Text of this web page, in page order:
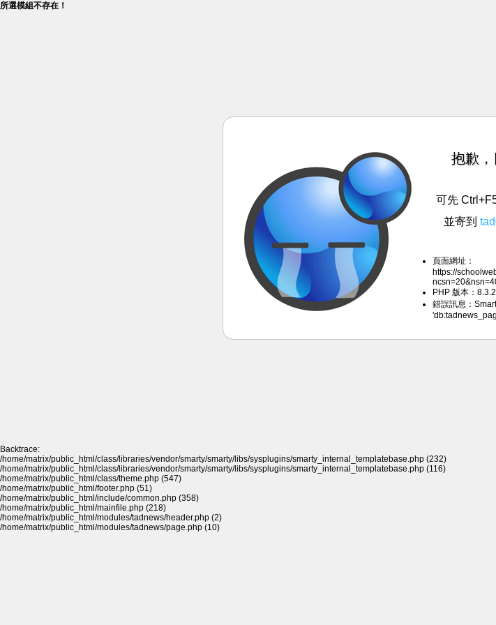
所選模組不存在！
抱歉，
可先
並寄到
頁面網址：
https://
PHP 版本：
錯誤訊息：
Backtrace:
/home/matrix/public_html/class/libraries/vendor/smarty/smarty/libs/sysplugins/smarty_internal_templatebase.php (232)
/home/matrix/public_html/class/libraries/vendor/smarty/smarty/libs/sysplugins/smarty_internal_templatebase.php (116)
/home/matrix/public_html/class/theme.php (547)
/home/matrix/public_html/footer.php (51)
/home/matrix/public_html/include/common.php (358)
/home/matrix/public_html/mainfile.php (218)
/home/matrix/public_html/modules/tadnews/header.php (2)
/home/matrix/public_html/modules/tadnews/page.php (10)